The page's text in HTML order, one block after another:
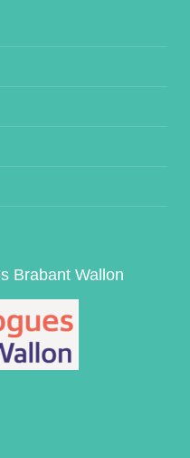
Brabant Wallon